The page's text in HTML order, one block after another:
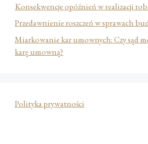
Konsekwencje opóźnień w realizacji
Przedawnienie roszczeń w sprawach
Miarkowanie kar umownych: Czy sąd
karę umowną?
Polityka prywatności